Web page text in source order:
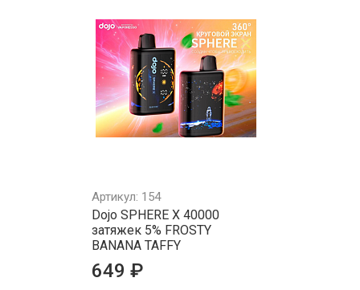
Артикул: 154
Dojo SPHERE X 40000
затяжек 5% FROSTY
BANANA TAFFY
649 ₽